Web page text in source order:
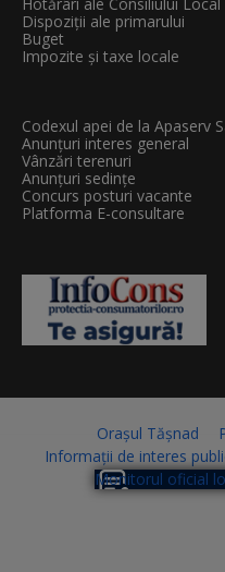
Dispoziții ale primarului
Buget
Impozite și taxe locale
Codexul apei de la Apaserv
Anunțuri interes general
Vânzări terenuri
Anunțuri sedințe
Concurs posturi vacante
Platforma E-consultare
Orașul Tășnad
Informații de interes
Monitorul oficial